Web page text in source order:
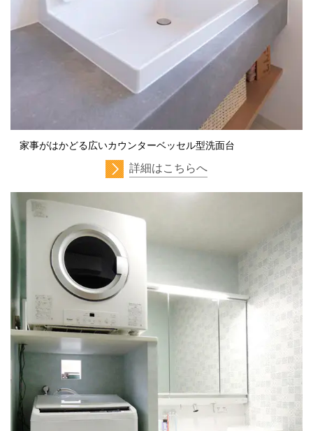
家事がはかどる広いカウンターベッセル型洗面台
詳細はこちらへ